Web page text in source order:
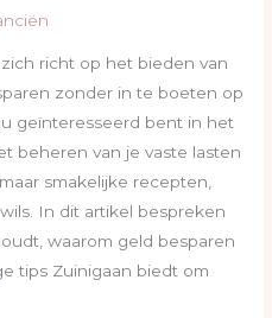
richt op het bieden van
zonder in te boeten op
geïnteresseerd bent in het
beheren van je vaste lasten
smakelijke recepten,
In dit artikel bespreken
waarom geld besparen
tips Zuinigaan biedt om